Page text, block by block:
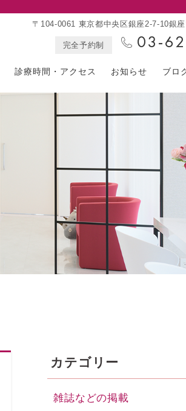
〒104-0061 東京都中央区銀座2-7-10銀
完全予約制
診療時間・アクセス お知らせ ブロ
カテゴリー
雑誌などの掲載